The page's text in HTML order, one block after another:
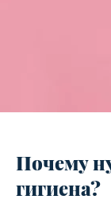
Почему
гигиена?